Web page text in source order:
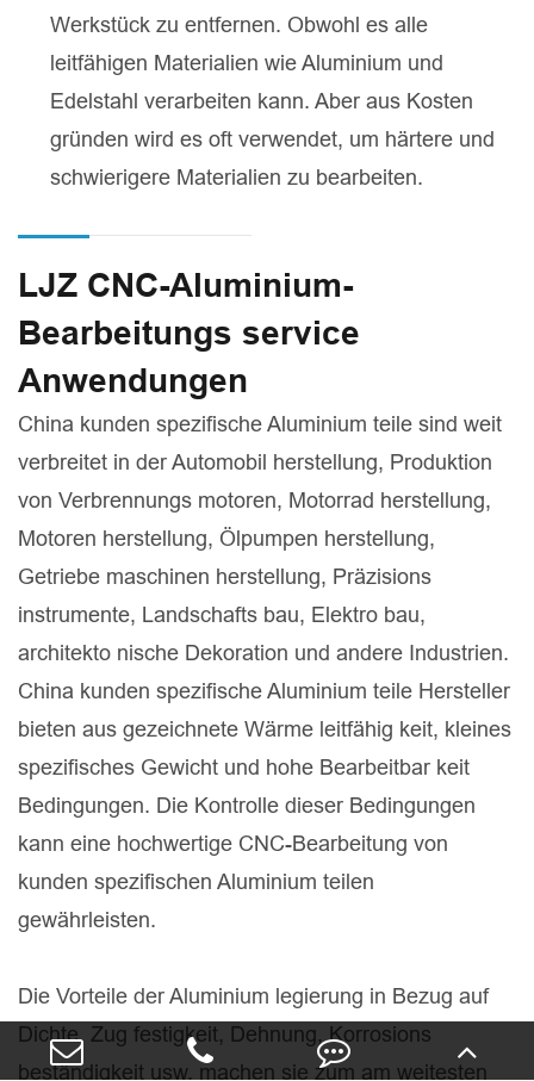
Werkstück zu entfernen. Obwohl es alle
leitfähigen Materialien wie Aluminium und
Edelstahl verarbeiten kann. Aber aus Kosten
gründen wird es oft verwendet, um härtere und
schwierigere Materialien zu bearbeiten.
LJZ CNC-Aluminium-
Bearbeitungs service
Anwendungen
China kunden spezifische Aluminium teile sind weit
verbreitet in der Automobil herstellung, Produktion
von Verbrennungs motoren, Motorrad herstellung,
Motoren herstellung, Ölpumpen herstellung,
Getriebe maschinen herstellung, Präzisions
instrumente, Landschafts bau, Elektro bau,
architekto nische Dekoration und andere Industrien.
China kunden spezifische Aluminium teile Hersteller
bieten aus gezeichnete Wärme leitfähig keit, kleines
spezifisches Gewicht und hohe Bearbeitbar keit
Bedingungen. Die Kontrolle dieser Bedingungen
kann eine hochwertige CNC-Bearbeitung von
kunden spezifischen Aluminium teilen
gewährleisten.
Die Vorteile der Aluminium legierung in Bezug auf
Dichte, Zug festigkeit, Dehnung, Korrosions
beständigkeit usw. machen sie zum am weitesten